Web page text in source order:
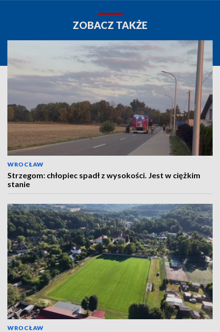
ZOBACZ TAKŻE
WROCŁAW
Strzegom: chłopiec spadł z wysokości. Jest w ciężkim
stanie
WROCŁAW